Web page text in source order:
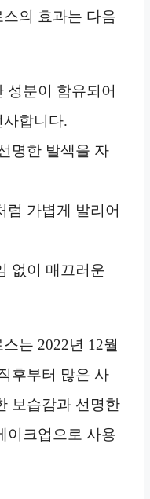
의 효과는 다음
성분이 함유되어
합니다.
명한 발색을 자
럼 가볍게 발리어
없이 매끄러운
는 2022년 12월
후부터 많은 사
보습감과 선명한
이크업으로 사용